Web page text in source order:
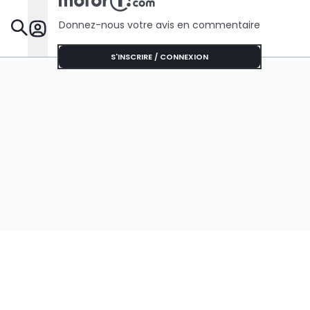
Donnez-nous votre avis en commentaire
S'INSCRIRE / CONNEXION